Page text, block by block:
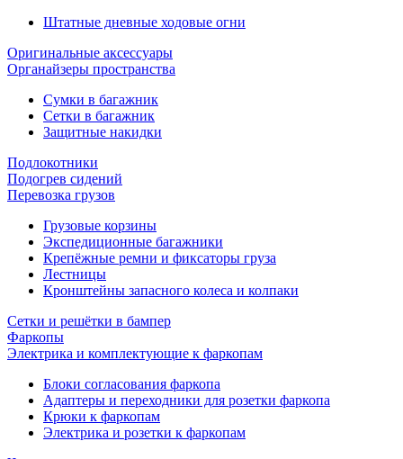
Штатные дневные ходовые огни
Оригинальные аксессуары
Органайзеры пространства
Сумки в багажник
Сетки в багажник
Защитные накидки
Подлокотники
Подогрев сидений
Перевозка грузов
Грузовые корзины
Экспедиционные багажники
Крепёжные ремни и фиксаторы груза
Лестницы
Кронштейны запасного колеса и колпаки
Сетки и решётки в бампер
Фаркопы
Электрика и комплектующие к фаркопам
Блоки согласования фаркопа
Адаптеры и переходники для розетки фаркопа
Крюки к фаркопам
Электрика и розетки к фаркопам